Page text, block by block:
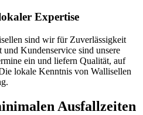
Expertise
sind wir für Zuverlässigkeit
Kundenservice sind unsere
ein und liefern Qualität, auf
lokale Kenntnis von Wallisellen
Ausfallzeiten